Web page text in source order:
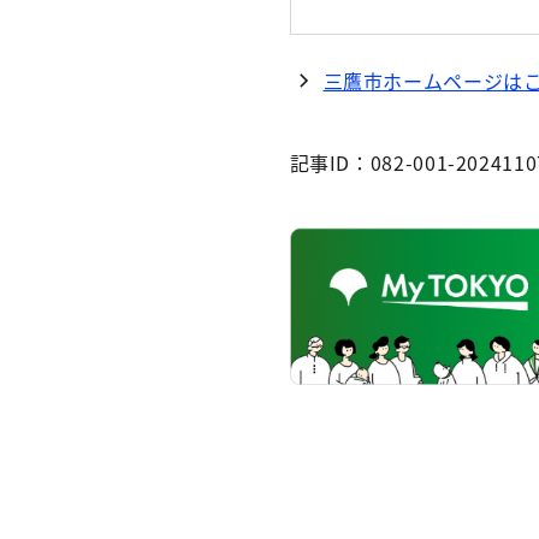
三鷹市ホームページは
記事ID：082-001-